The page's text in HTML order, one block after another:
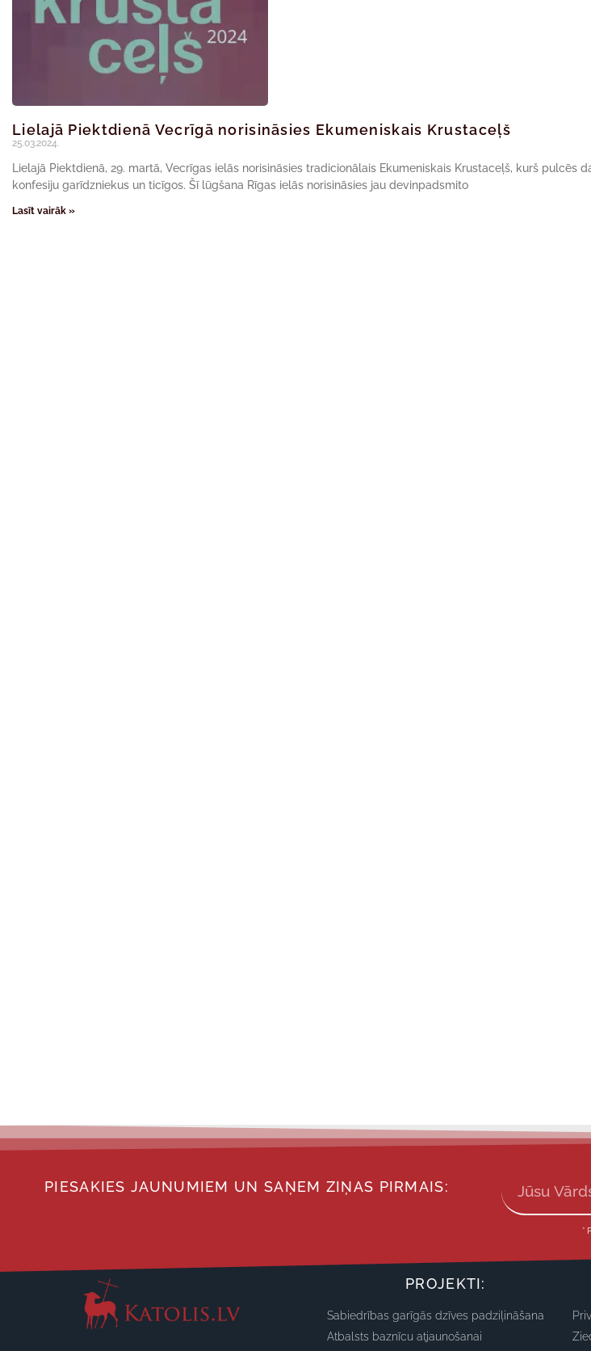
Lielajā Piektdienā Vecrīgā norisināsies Ekumeniskais Krustaceļš
25.03.2024.
Lielajā Piektdienā, 29. martā, Vecrīgas ielās norisināsies tradicionālais Ekumeniskais Krustaceļš, kurš pulcēs
konfesiju garīdzniekus un ticīgos. Šī lūgšana Rīgas ielās norisināsies jau devinpadsmito
Lasīt vairāk »
PIESAKIES JAUNUMIEM UN SAŅEM ZIŅAS PIRMAIS:
PROJEKTI:
Sabiedrības garīgās dzīves padziļināšana
Atbalsts baznīcu atjaunošanai